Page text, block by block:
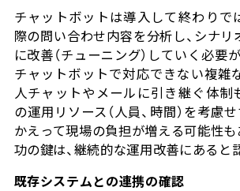
チャットボットは導入して終わりで
際の問い合わせ内容を分析し、シナ
に改善（チューニング）していく必要
チャットボットで対応できない複雑
人チャットやメールに引き継ぐ体制
の運用リソース（人員、時間）を考慮
かえって現場の負担が増える可能性
功の鍵は、継続的な運用改善にあると
既存システムとの連携の確認